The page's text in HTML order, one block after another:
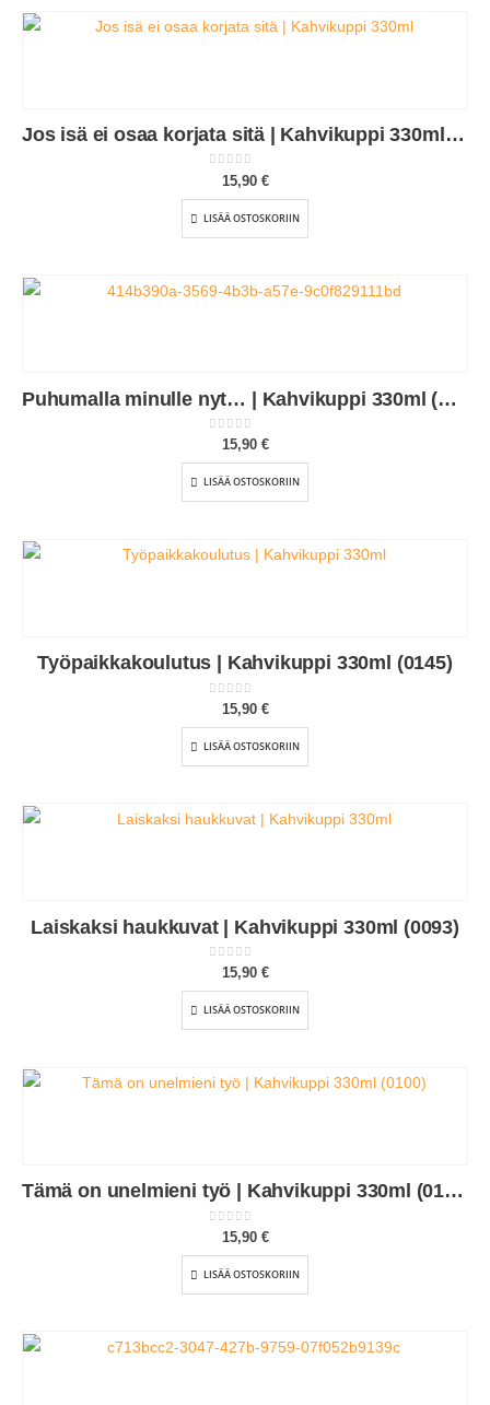
Jos isä ei osaa korjata sitä | Kahvikuppi 330ml (0243)
out of 5
15,90 €
LISÄÄ OSTOSKORIIN
Puhumalla minulle nyt… | Kahvikuppi 330ml (0106)
out of 5
15,90 €
LISÄÄ OSTOSKORIIN
Työpaikkakoulutus | Kahvikuppi 330ml (0145)
out of 5
15,90 €
LISÄÄ OSTOSKORIIN
Laiskaksi haukkuvat | Kahvikuppi 330ml (0093)
out of 5
15,90 €
LISÄÄ OSTOSKORIIN
Tämä on unelmieni työ | Kahvikuppi 330ml (0100)
out of 5
15,90 €
LISÄÄ OSTOSKORIIN